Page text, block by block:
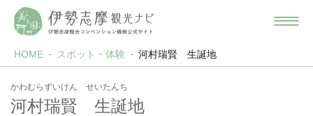
HOME スポット・体験 河村瑞賢 生誕地
かわむらずいけん せいたんち
河村瑞賢 生誕地